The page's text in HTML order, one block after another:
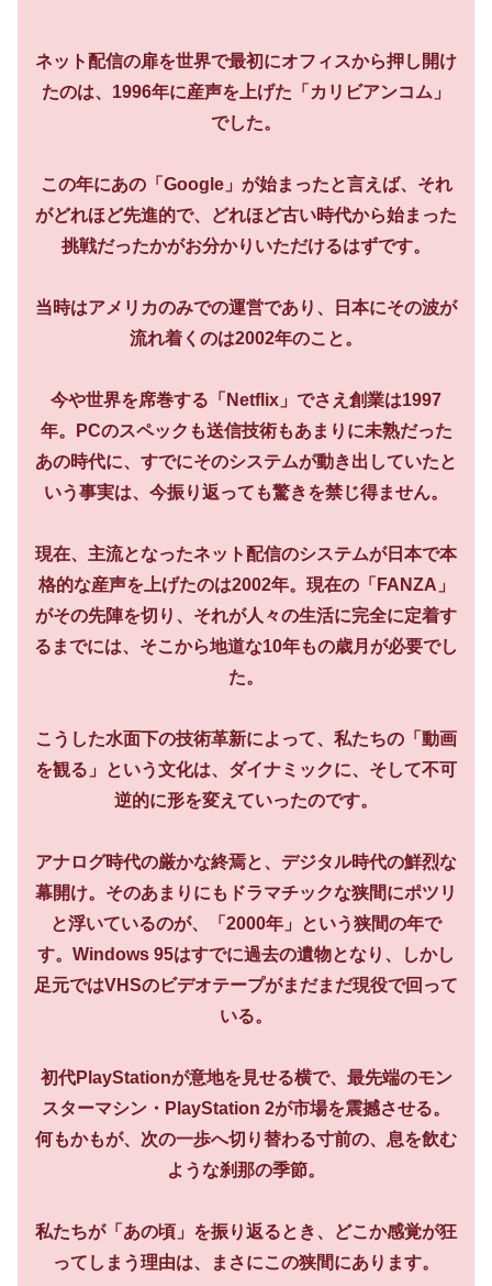
ネット配信の扉を世界で最初にオフィスから押し開け
たのは、1996年に産声を上げた「カリビアンコム」
でした。
この年にあの「Google」が始まったと言えば、それ
がどれほど先進的で、どれほど古い時代から始まった
挑戦だったかがお分かりいただけるはずです。
当時はアメリカのみでの運営であり、日本にその波が
流れ着くのは2002年のこと。
今や世界を席巻する「Netflix」でさえ創業は1997
年。PCのスペックも送信技術もあまりに未熟だった
あの時代に、すでにそのシステムが動き出していたと
いう事実は、今振り返っても驚きを禁じ得ません。
現在、主流となったネット配信のシステムが日本で本
格的な産声を上げたのは2002年。現在の「FANZA」
がその先陣を切り、それが人々の生活に完全に定着す
るまでには、そこから地道な10年もの歳月が必要でし
た。
こうした水面下の技術革新によって、私たちの「動画
を観る」という文化は、ダイナミックに、そして不可
逆的に形を変えていったのです。
アナログ時代の厳かな終焉と、デジタル時代の鮮烈な
幕開け。そのあまりにもドラマチックな狭間にポツリ
と浮いているのが、「2000年」という狭間の年で
す。Windows 95はすでに過去の遺物となり、しかし
足元ではVHSのビデオテープがまだまだ現役で回って
いる。
初代PlayStationが意地を見せる横で、最先端のモン
スターマシン・PlayStation 2が市場を震撼させる。
何もかもが、次の一歩へ切り替わる寸前の、息を飲む
ような刹那の季節。
私たちが「あの頃」を振り返るとき、どこか感覚が狂
ってしまう理由は、まさにこの狭間にあります。